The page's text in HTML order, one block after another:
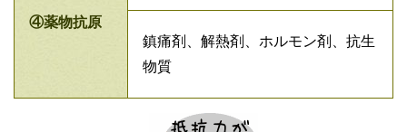
④薬物抗原
鎮痛剤、解熱剤、ホルモン剤、抗生
物質